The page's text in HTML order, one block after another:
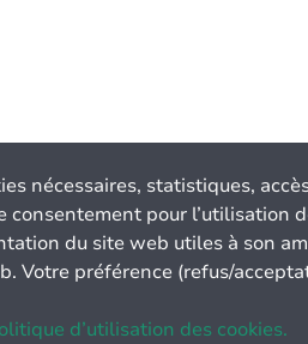
nécessaires, statistiques,
consentement pour l’utilisation
du site web utiles à son
Votre préférence (refus/
d’utilisation des cookies.